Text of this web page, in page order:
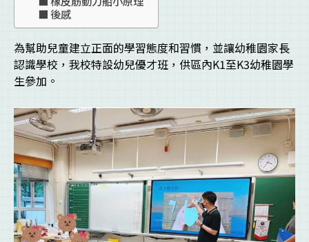
後感
為幫助兒童建立正面的學習態度和習慣，並讓幼稚園家長
認識學校，我校特設幼兒優才班，供區內K1至K3幼稚園學
生參加。